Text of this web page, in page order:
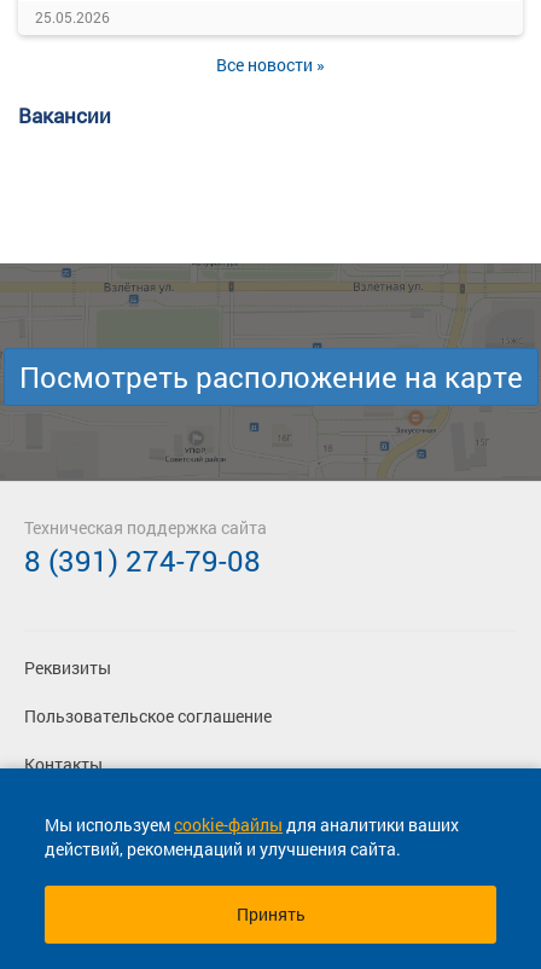
25.05.2026
Все новости »
Вакансии
Мы используемcookie-файлы для аналитики ваших
действий, рекомендаций и улучшения сайта.
Принять
Посмотреть расположение на карте
Реквизиты
Пользовательское соглашение
Контакты
Политика конфиденциальности
Перевозчикам
Техническая поддержка сайта
8 (391) 274-79-08
© 2013-2026, ООО "Капитал"- Онлайн сервис продажи